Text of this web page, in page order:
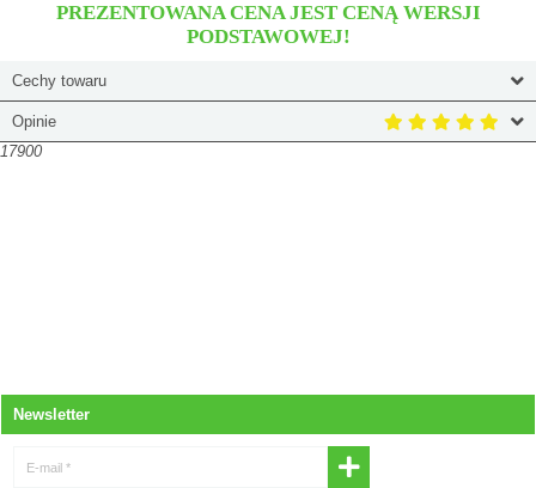
PREZENTOWANA CENA JEST CENĄ WERSJI
PODSTAWOWEJ!
Cechy towaru
Opinie
17900
Newsletter
E-mail *